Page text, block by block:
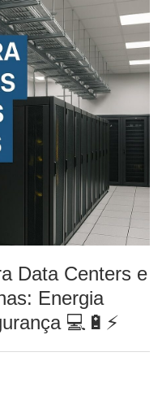
Data Centers e
Energia
💻🔋⚡